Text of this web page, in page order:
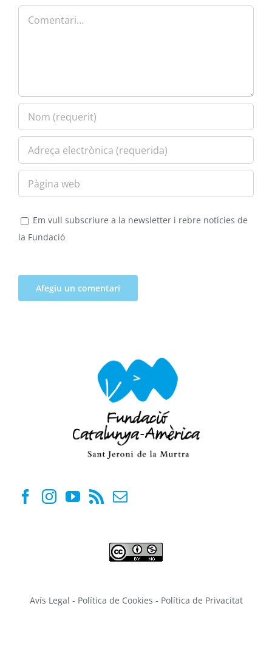
Em vull subscriure a la newsletter i rebre notícies de
la Fundació
Avís Legal - Política de Cookies - Política de Privacitat